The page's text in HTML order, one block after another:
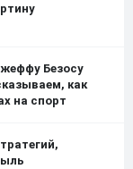
Безосу
как
на спорт